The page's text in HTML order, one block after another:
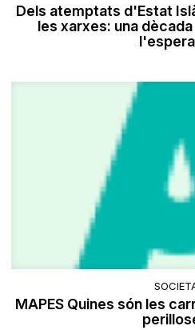
Dels atemptats d'Estat
les xarxes: una
MAPES Quines són les